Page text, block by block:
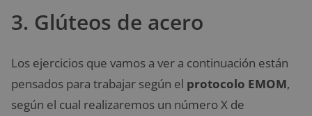
3. Glúteos de acero
Los ejercicios que vamos a ver a continuación están
pensados para trabajar según el protocolo EMOM,
según el cual realizaremos un número X de